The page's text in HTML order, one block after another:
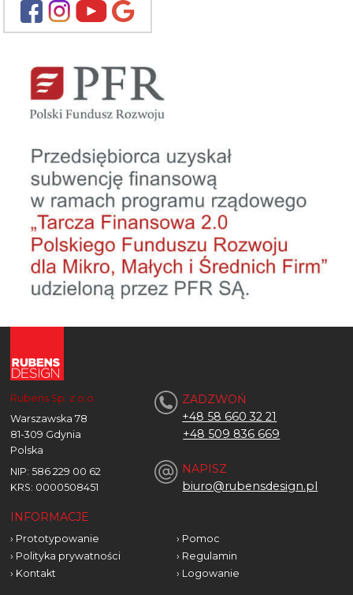
Rubens Sp. z o.o.
Warszawska 78
81-309 Gdynia
Polska
NIP: 586 229 00 62
KRS: 0000508451
ZADZWOŃ
+48 58 660 32 21
+48 509 836 669
NAPISZ
biuro@rubensdesign.pl
INFORMACJE
› Prototypowanie › Pomoc
› Polityka prywatności › Regulamin
› Kontakt › Logowanie